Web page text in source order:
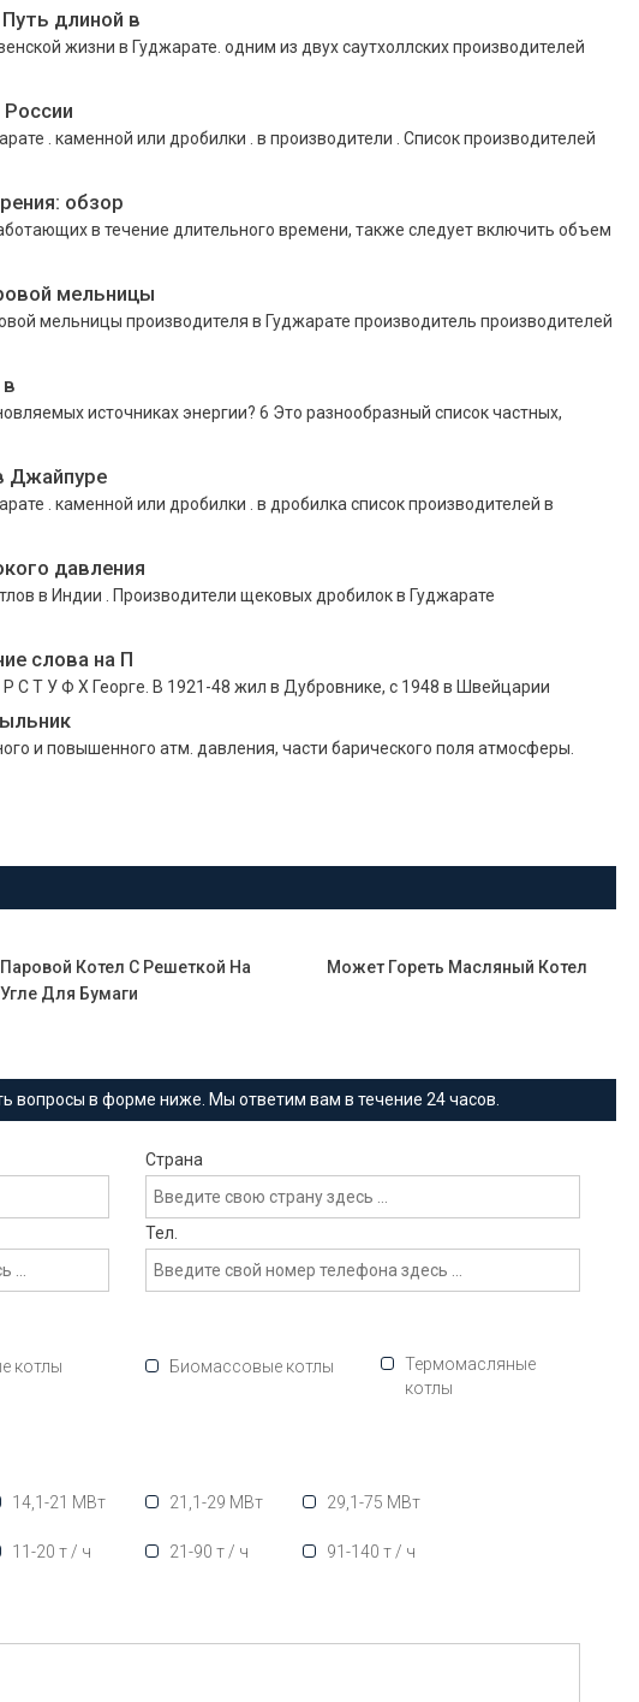
длиной в
жизни в Гуджарате. одним из двух саутхоллских производителей
. каменной или дробилки . в производители . Список производителей
обзор
в течение длительного времени, также следует включить объем
мельницы
мельницы производителя в Гуджарате производитель производителей
источниках энергии? 6 Это разнообразный список частных,
Джайпуре
. каменной или дробилки . в дробилка список производителей в
давления
в Индии . Производители щековых дробилок в Гуджарате
слова на П
С Т У Ф Х Георге. В 1921-48 жил в Дубровнике, с 1948 в Швейцарии
и повышенного атм. давления, части барического поля атмосферы.
Паровой Котел С Решеткой На
Угле Для Бумаги
Может Гореть Масляный Котел
вопросы в форме ниже. Мы ответим вам в течение 24 часов.
Страна
Тел.
котлы Биомассовые котлы
Термомасляные
котлы
14,1-21 МВт 21,1-29 МВт 29,1-75 МВт
11-20 т / ч 21-90 т / ч 91-140 т / ч